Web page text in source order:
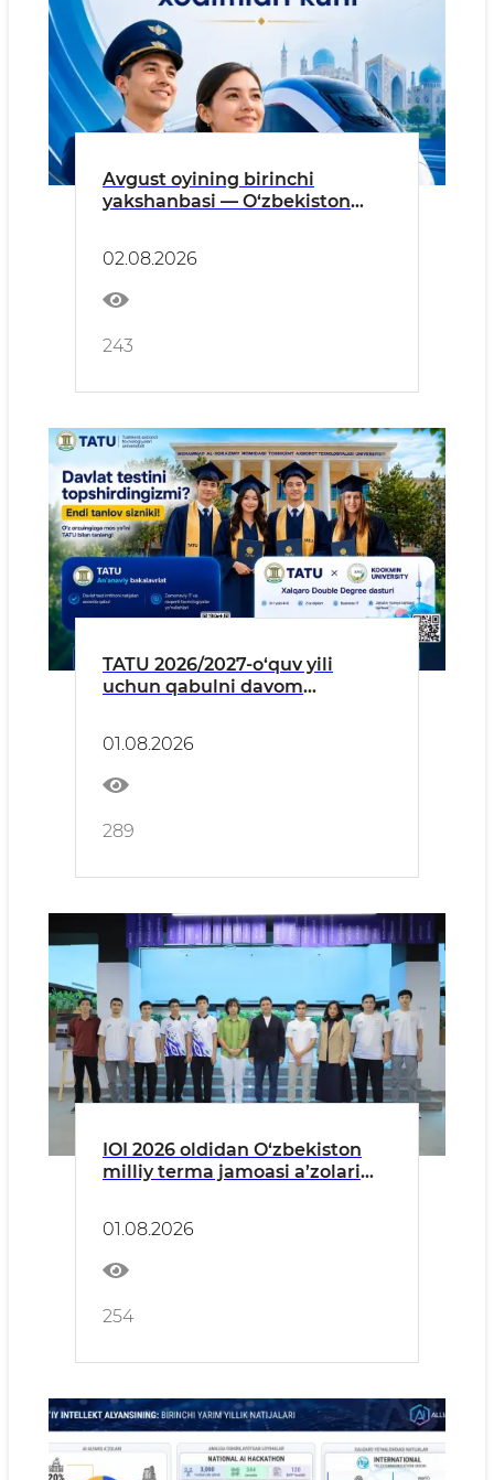
Avgust oyining birinchi
yakshanbasi — O‘zbekiston
02.08.2026
243
TATU 2026/2027-o‘quv yili
uchun qabulni davom
01.08.2026
289
IOI 2026 oldidan O‘zbekiston
milliy terma jamoasi a’zolari
01.08.2026
254